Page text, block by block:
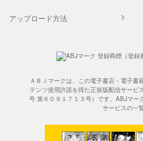
アップロード方法
ＡＢＪマークは、この電子書店・電子書
テンツ使用許諾を得た正規版配信サービ
号 第６０９１７１３号）です。ABJマー
サービスの一